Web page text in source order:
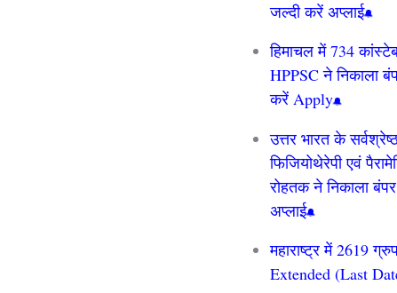
जल्दी करें अप्लाई
हिमाचल में 734
HPPSC ने निकाला
करें Apply
उत्तर भारत के
फिजियोथेरेपी एवं
रोहतक ने निकाला
अप्लाई
महाराष्ट्र में 2619
Extended (Last